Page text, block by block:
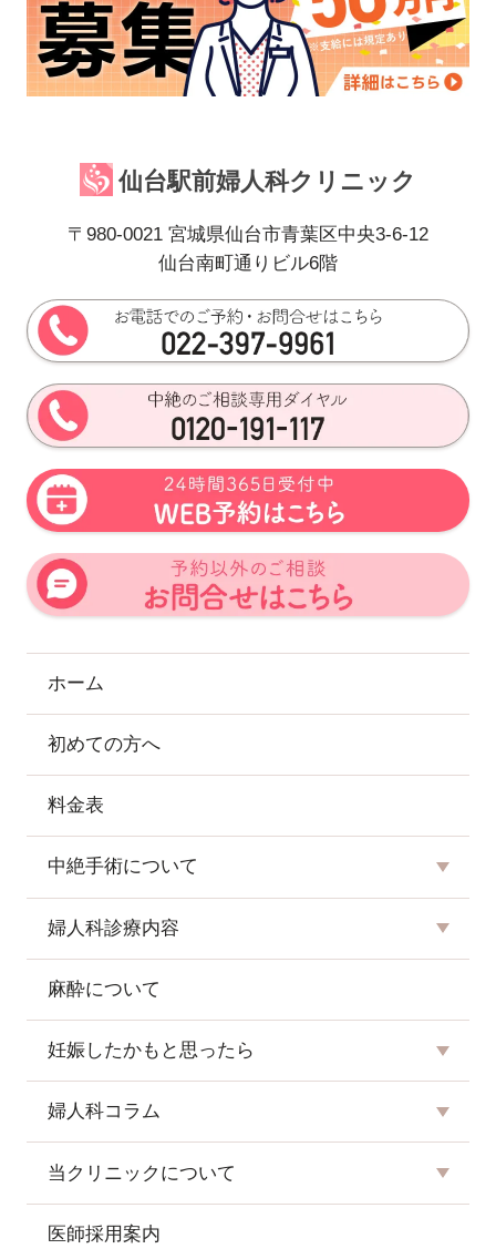
仙台駅前婦人科クリニック
〒980-0021 宮城県仙台市青葉区中央3-6-12
仙台南町通りビル6階
ホーム
初めての方へ
料金表
中絶手術について
婦人科診療内容
麻酔について
妊娠したかもと思ったら
婦人科コラム
当クリニックについて
医師採用案内